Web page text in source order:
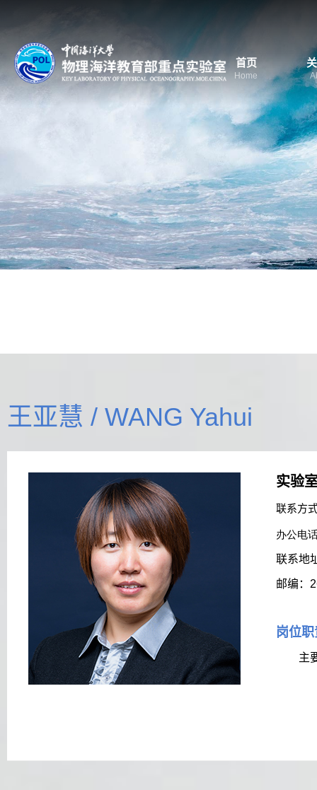
首页
Home
王亚慧 / WANG Yahui
实验
联系方
办公电
联系地
邮编：
岗位
主要